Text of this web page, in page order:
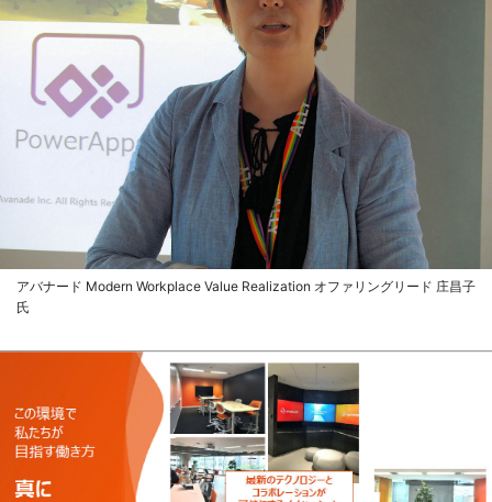
アバナード Modern Workplace Value Realization オファリングリード 庄昌子
氏